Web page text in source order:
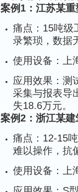
案例1：江苏某重
痛点：15吨级
录繁琐，数据
使用设备：上
应用效果：测
采集与报表导
失18.6万元。
案例2：浙江某建
痛点：12-15
难以操作，抗
使用设备：上